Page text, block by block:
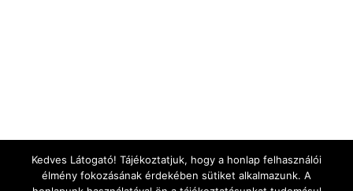
Kedves Látogató! Tájékoztatjuk, hogy a honlap felhasználói
élmény fokozásának érdekében sütiket alkalmazunk. A